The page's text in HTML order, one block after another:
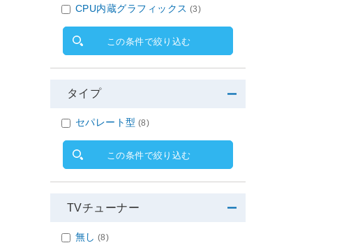
CPU内蔵グラフィックス (3)
この条件で絞り込む
タイプ
セパレート型 (8)
この条件で絞り込む
TVチューナー
無し (8)